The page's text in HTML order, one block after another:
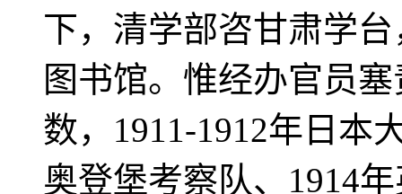
下，清学部咨甘肃学
图书馆。惟经办官员
数，1911-1912年日本
奥登堡考察队、1914